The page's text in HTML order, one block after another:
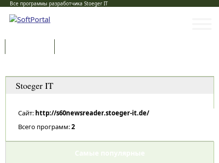
Все программы разработчика Stoeger IT
Stoeger IT
Сайт: http://s60newsreader.stoeger-it.de/
Всего программ:2
Самые популярные